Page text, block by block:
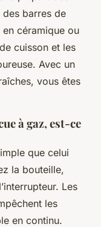
barres de
céramique ou
cuisson et les
Avec un
vous êtes
à gaz, est-ce
que celui
la bouteille,
Les
les
en continu.